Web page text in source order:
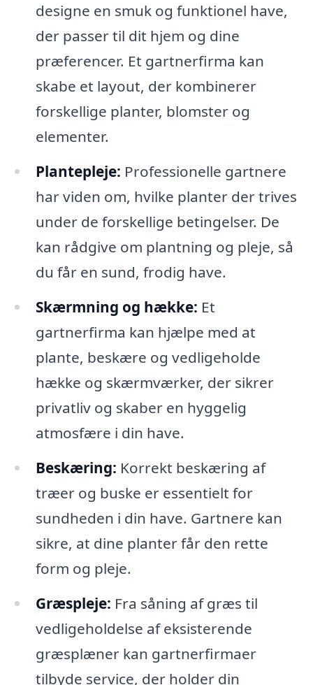
designe en smuk og funktionel have,
der passer til dit hjem og dine
præferencer. Et gartnerfirma kan
skabe et layout, der kombinerer
forskellige planter, blomster og
elementer.
Plantepleje: Professionelle gartnere
har viden om, hvilke planter der trives
under de forskellige betingelser. De
kan rådgive om plantning og pleje, så
du får en sund, frodig have.
Skærmning og hække: Et
gartnerfirma kan hjælpe med at
plante, beskære og vedligeholde
hække og skærmværker, der sikrer
privatliv og skaber en hyggelig
atmosfære i din have.
Beskæring: Korrekt beskæring af
træer og buske er essentielt for
sundheden i din have. Gartnere kan
sikre, at dine planter får den rette
form og pleje.
Græspleje: Fra såning af græs til
vedligeholdelse af eksisterende
græsplæner kan gartnerfirmaer
tilbyde service, der holder din